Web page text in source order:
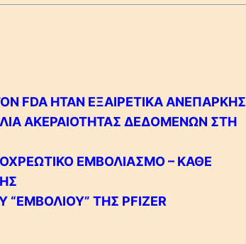
FDA ΗΤΑΝ ΕΞΑΙΡΕΤΙΚΑ ΑΝΕΠΑΡΚΗΣ
ΑΚΕΡΑΙΟΤΗΤΑΣ ΔΕΔΟΜΕΝΩΝ ΣΤΗ
ΕΜΒΟΛΙΑΣΜΟ – ΚΑΘΕ
ΤΗΣ PFIZER